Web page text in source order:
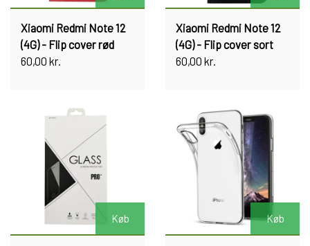
Xiaomi Redmi Note 12
(4G) - Flip cover rød
60,00 kr.
Xiaomi Redmi Note 12
(4G) - Flip cover sort
60,00 kr.
Køb Køb